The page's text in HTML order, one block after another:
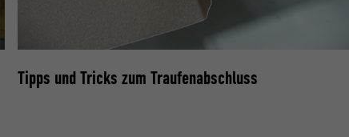
Tipps und Tricks zum Traufenabschluss